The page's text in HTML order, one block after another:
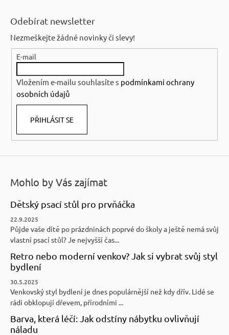
Odebírat newsletter
Nezmeškejte žádné novinky či slevy!
E-mail
Vložením e-mailu souhlasíte s podmínkami ochrany
osobních údajů
PŘIHLÁSIT SE
Mohlo by Vás zajímat
Dětský psací stůl pro prvňáčka
22.9.2025
Půjde vaše dítě po prázdninách poprvé do školy a ještě nemá svůj
vlastní psací stůl? Je nejvyšší čas...
Retro nebo moderní venkov? Jak si vybrat svůj styl
bydlení
30.5.2025
Venkovský styl bydlení je dnes populárnější než kdy dřív. Lidé se
rádi obklopují dřevem, přírodními ...
Barva, která léčí: Jak odstíny nábytku ovlivňují
náladu